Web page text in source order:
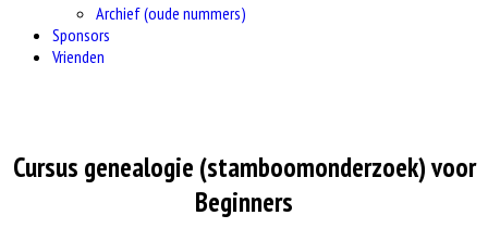
Archief (oude nummers)
Sponsors
Vrienden
Cursus genealogie (stamboomonderzoek) voor
Beginners